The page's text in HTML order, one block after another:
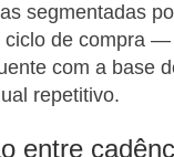
segmentadas
ciclo de compra
com a base
repetitivo.
entre